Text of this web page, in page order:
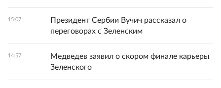
15:07
Президент Сербии Вучич рассказал о
переговорах с Зеленским
14:57
Медведев заявил о скором финале карьеры
Зеленского